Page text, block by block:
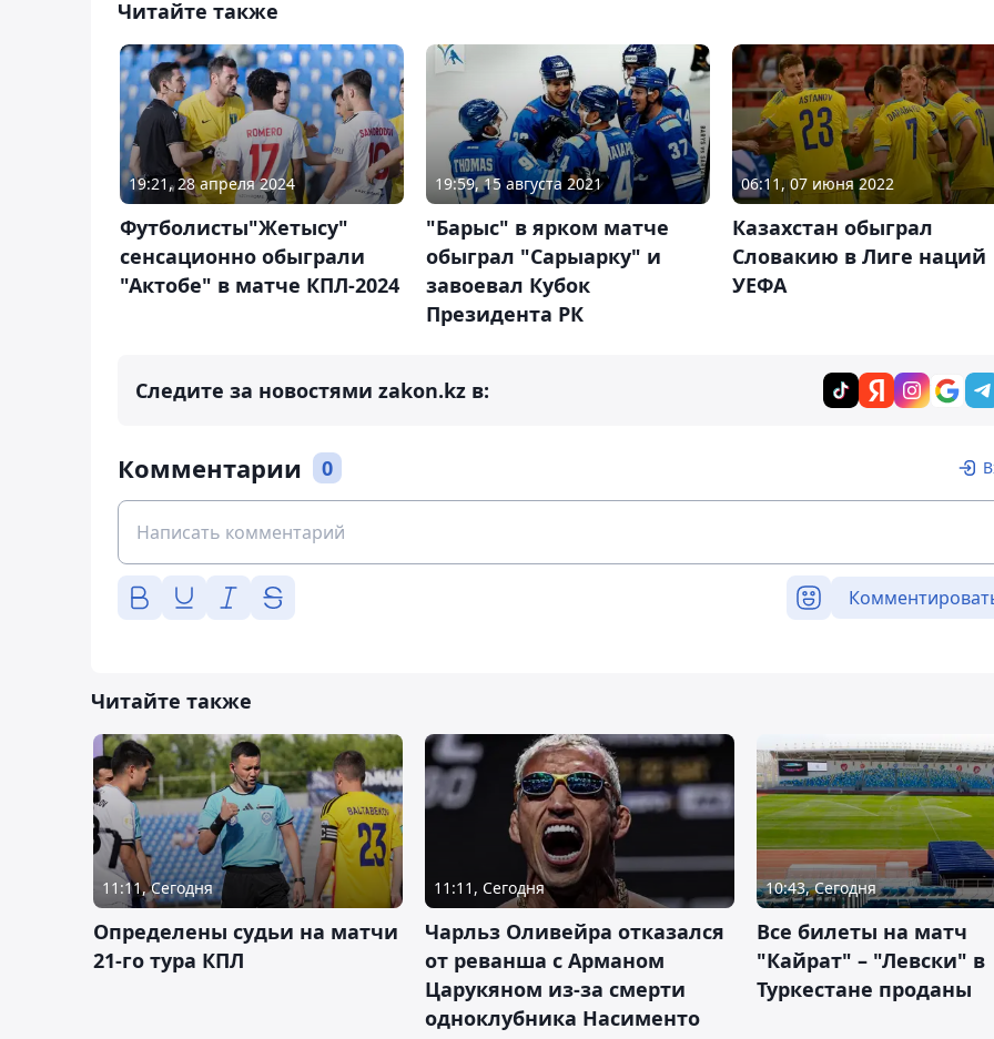
Читайте также
19:21, 28 апреля 2024
Футболисты"Жетысу"
сенсационно обыграли
"Актобе" в матче КПЛ-2024
19:59, 15 августа 2021
"Барыс" в ярком матче
обыграл "Сарыарку" и
завоевал Кубок
Президента РК
06:11, 07 июня 2022
Казахстан обыграл
Словакию в Лиге наций
УЕФА
Следите за новостями zakon.kz в:
Комментарии 0
Читайте также
11:11, Сегодня
Определены судьи на матчи
21-го тура КПЛ
11:11, Сегодня
Чарльз Оливейра отказался
от реванша с Арманом
Царукяном из-за смерти
одноклубника Насименто
10:43, Сегодня
Все билеты на матч
"Кайрат" – "Левски" в
Туркестане проданы